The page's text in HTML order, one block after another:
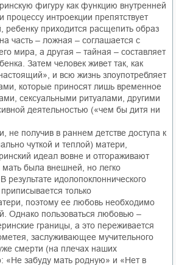
фигуру как функцию внутренней
интроекции препятствует
ребенку приходится расщепить образ
часть – ложная – соглашается с
мира, а другая – тайная – составляет
Затем человек живет так, как
и всю жизнь злоупотребляет
которые приносят лишь временное
сексуальными ритуалами, другими
деятельностью («чем бы дитя ни
не получив в раннем детстве доступа к
чуткой и теплой) матери,
идеал вовне и отгораживают
мать была внешней, но легко
результате идолопоклоннического
только
поэтому ее любовь необходимо
Однако пользоваться любовью –
границы, а это переживается
заслуживающее мучительного
смерти (на плечах наших
«Не забуду мать родную» и «Нет в